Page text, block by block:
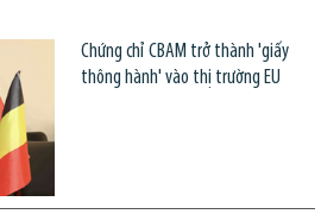
Chứng chỉ CBAM trở thành 'giấy
thông hành' vào thị trường EU